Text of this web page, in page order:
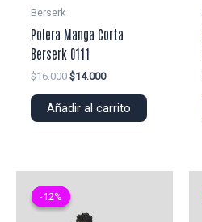
Berserk
Polera Manga Corta
Berserk 0111
$16.000 El
original
$14.000El
actual
Añadir al carrito
-12%
-12%